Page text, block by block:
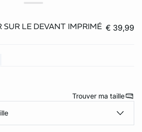
SUR LE DEVANT IMPRIMÉ € 39,99
Trouver ma taille